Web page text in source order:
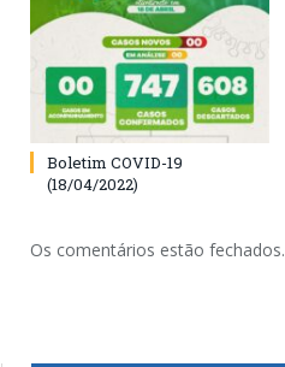
Boletim COVID-19
(18/04/2022)
Os comentários estão fechados.